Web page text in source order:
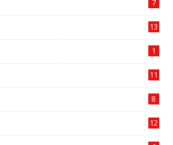
7
13
1
11
8
12